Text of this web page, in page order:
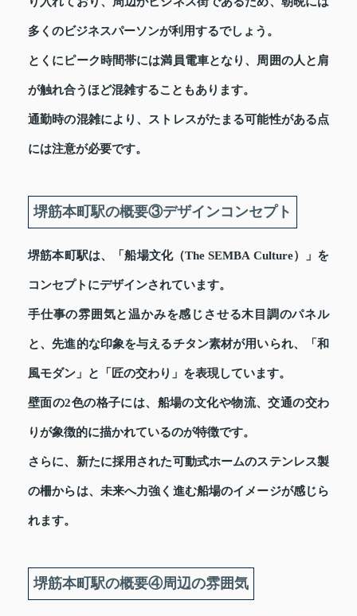
多くのビジネスパーソンが利用するでしょう。
とくにピーク時間帯には満員電車となり、周囲の人と肩
が触れ合うほど混雑することもあります。
通勤時の混雑により、ストレスがたまる可能性がある点
には注意が必要です。
堺筋本町駅の概要③デザインコンセプト
堺筋本町駅は、「船場文化（The SEMBA Culture）」を
コンセプトにデザインされています。
手仕事の雰囲気と温かみを感じさせる木目調のパネル
と、先進的な印象を与えるチタン素材が用いられ、「和
風モダン」と「匠の交わり」を表現しています。
壁面の2色の格子には、船場の文化や物流、交通の交わ
りが象徴的に描かれているのが特徴です。
さらに、新たに採用された可動式ホームのステンレス製
の柵からは、未来へ力強く進む船場のイメージが感じら
れます。
堺筋本町駅の概要④周辺の雰囲気